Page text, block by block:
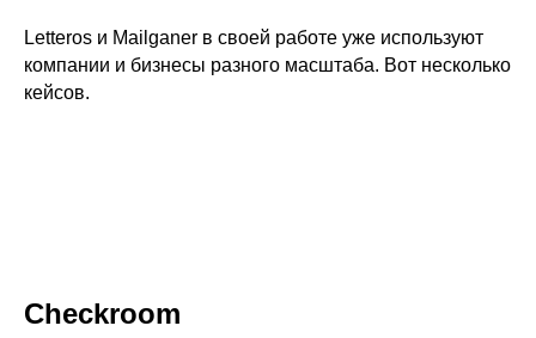
Letteros и Mailganer в своей работе уже используют
компании и бизнесы разного масштаба. Вот несколько
кейсов.
Checkroom